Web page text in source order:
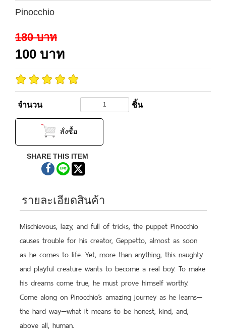
Pinocchio
180บาท
100 บาท
จำนวน ชิ้น
สั่งซื้อ
SHARE THIS ITEM
รายละเอียดสินค้า
Mischievous, lazy, and full of tricks, the puppet Pinocchio
causes trouble for his creator, Geppetto, almost as soon
as he comes to life. Yet, more than anything, this naughty
and playful creature wants to become a real boy. To make
his dreams come true, he must prove himself worthy.
Come along on Pinocchio’s amazing journey as he learns—
the hard way—what it means to be honest, kind, and,
above all, human.